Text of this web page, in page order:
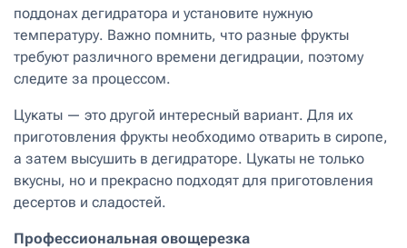
поддонах дегидратора и установите нужную
температуру. Важно помнить, что разные фрукты
требуют различного времени дегидрации, поэтому
следите за процессом.
Цукаты — это другой интересный вариант. Для их
приготовления фрукты необходимо отварить в сиропе,
а затем высушить в дегидраторе. Цукаты не только
вкусны, но и прекрасно подходят для приготовления
десертов и сладостей.
Профессиональная овощерезка